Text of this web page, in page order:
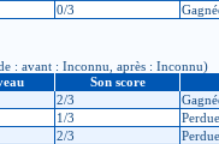
0/3
: avant : Inconnu, après : Inconnu)
Son score
2/3
1/3 Perdue
2/3 Perdue